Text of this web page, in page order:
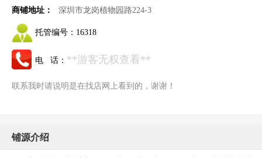
商铺地址：
深圳市龙岗植物园路224-3
托管编号： 16318
电 话： **游客无权查看**
联系我时请说明是在找店网上看到的，谢谢！
铺源介绍